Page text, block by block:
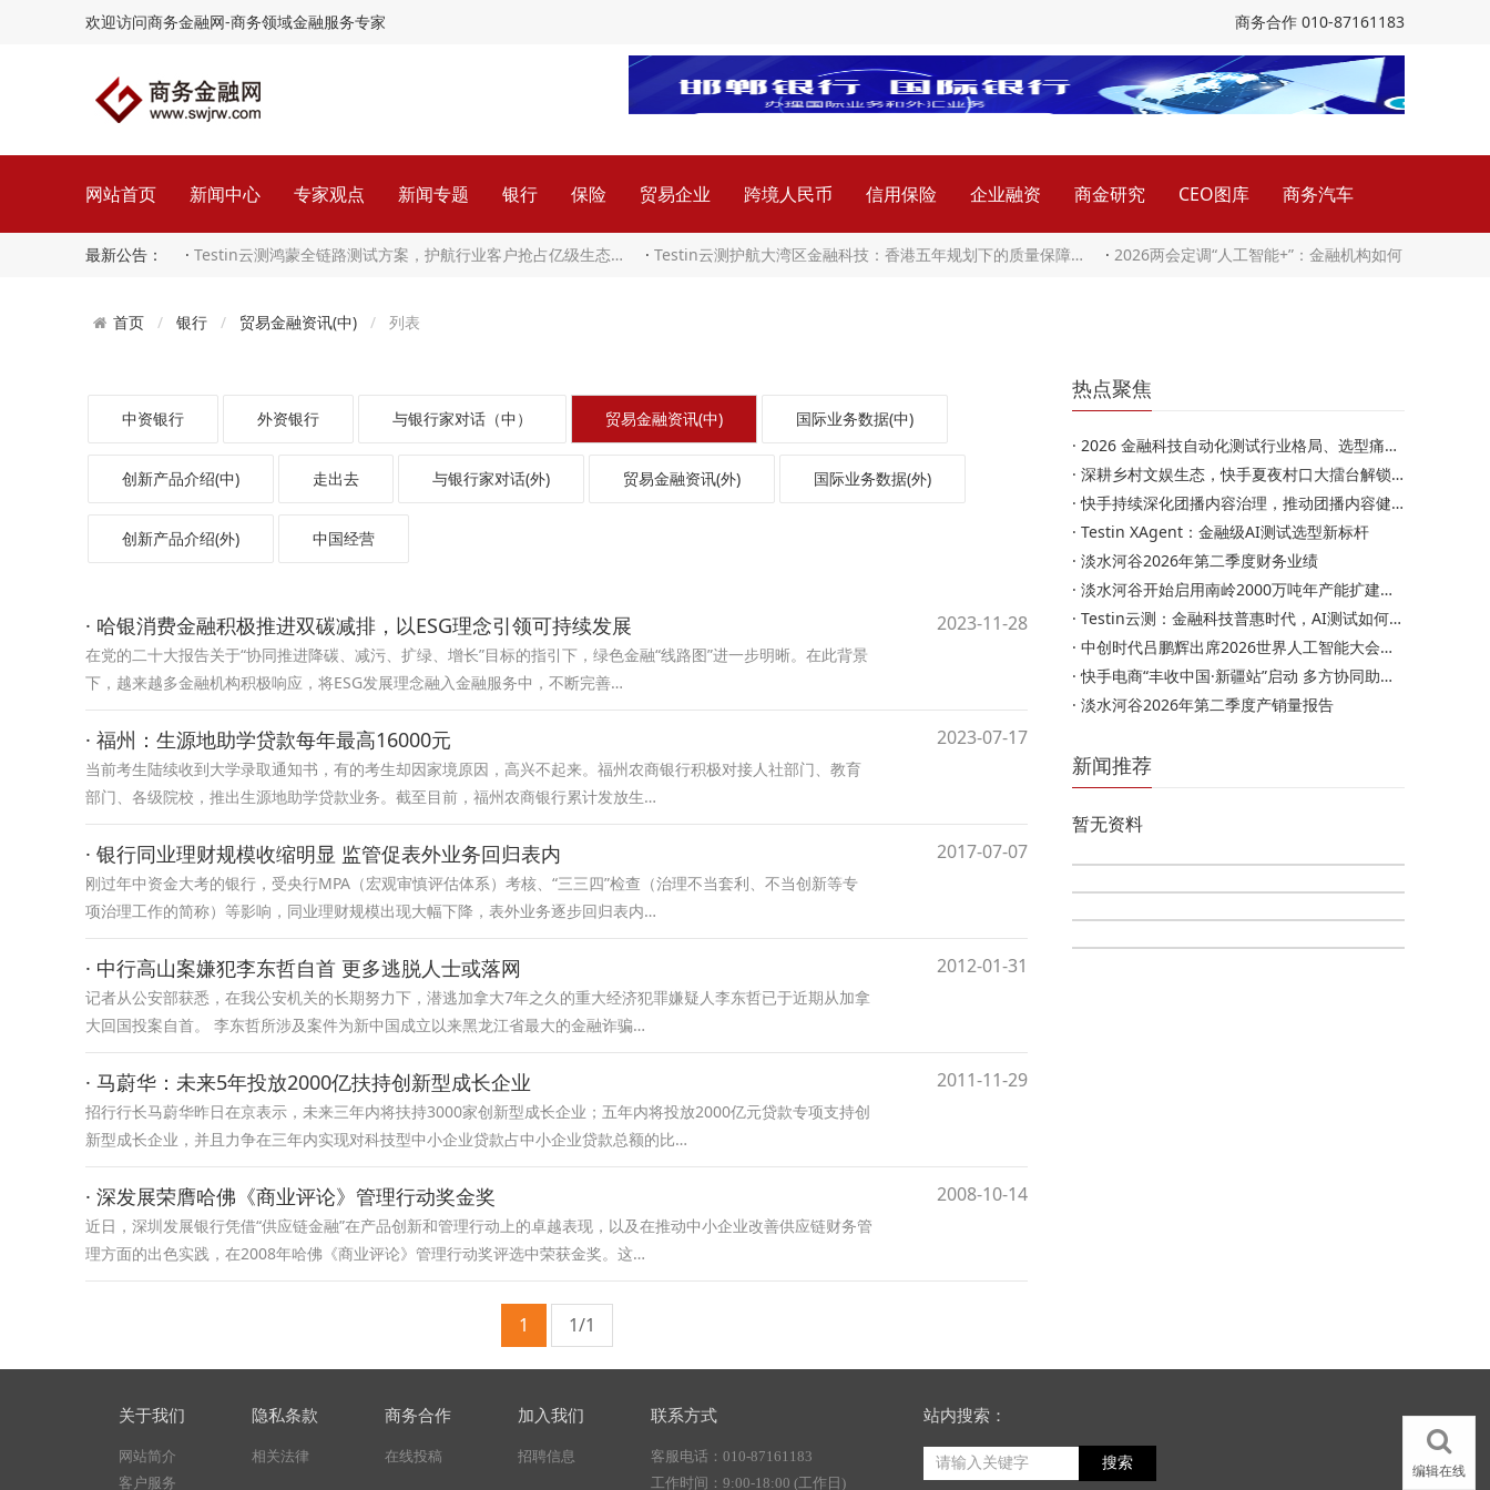
欢迎访问商务金融网-商务领域金融服务专家 商务合作 010-87161183
网站首页 新闻中心 专家观点 新闻专题 银行 保险 贸易企业 跨境人民币 信用保险 企业融资 商金研究 CEO图库 商务汽车
最新公告： · Testin云测鸿蒙全链路测试方案，护航行业客户抢占亿级生态… · Testin云测护航大湾区金融科技：香港五年规划下的质量保障… · 2026两会定调“人工智能+”：金融机构如何
首页 银行 贸易金融资讯(中) 列表
中资银行 外资银行 与银行家对话（中） 贸易金融资讯(中) 国际业务数据(中)
创新产品介绍(中) 走出去 与银行家对话(外) 贸易金融资讯(外) 国际业务数据(外)
创新产品介绍(外) 中国经营
2023-11-28
· 哈银消费金融积极推进双碳减排，以ESG理念引领可持续发展
在党的二十大报告关于“协同推进降碳、减污、扩绿、增长”目标的指引下，绿色金融“线路图”进一步明晰。在此背景
下，越来越多金融机构积极响应，将ESG发展理念融入金融服务中，不断完善…
2023-07-17
· 福州：生源地助学贷款每年最高16000元
当前考生陆续收到大学录取通知书，有的考生却因家境原因，高兴不起来。福州农商银行积极对接人社部门、教育
部门、各级院校，推出生源地助学贷款业务。截至目前，福州农商银行累计发放生…
2017-07-07
· 银行同业理财规模收缩明显 监管促表外业务回归表内
刚过年中资金大考的银行，受央行MPA（宏观审慎评估体系）考核、“三三四”检查（治理不当套利、不当创新等专
项治理工作的简称）等影响，同业理财规模出现大幅下降，表外业务逐步回归表内…
2012-01-31
· 中行高山案嫌犯李东哲自首 更多逃脱人士或落网
记者从公安部获悉，在我公安机关的长期努力下，潜逃加拿大7年之久的重大经济犯罪嫌疑人李东哲已于近期从加拿
大回国投案自首。 李东哲所涉及案件为新中国成立以来黑龙江省最大的金融诈骗…
2011-11-29
· 马蔚华：未来5年投放2000亿扶持创新型成长企业
招行行长马蔚华昨日在京表示，未来三年内将扶持3000家创新型成长企业；五年内将投放2000亿元贷款专项支持创
新型成长企业，并且力争在三年内实现对科技型中小企业贷款占中小企业贷款总额的比…
2008-10-14
· 深发展荣膺哈佛《商业评论》管理行动奖金奖
近日，深圳发展银行凭借“供应链金融”在产品创新和管理行动上的卓越表现，以及在推动中小企业改善供应链财务管
理方面的出色实践，在2008年哈佛《商业评论》管理行动奖评选中荣获金奖。这…
1 1/1
热点聚焦
· 2026 金融科技自动化测试行业格局、选型痛点与发展趋势全盘…
· 深耕乡村文娱生态，快手夏夜村口大擂台解锁乡村娱乐新玩…
·快手持续深化团播内容治理，推动团播内容健康化发展
· Testin XAgent：金融级AI测试选型新标杆
· 淡水河谷2026年第二季度财务业绩
· 淡水河谷开始启用南岭2000万吨年产能扩建项目
· Testin云测：金融科技普惠时代，AI测试如何成为中小企质量合…
· 中创时代吕鹏辉出席2026世界人工智能大会（WAIC） 擘画中创…
·快手电商“丰收中国·新疆站”启动 多方协同助力新疆特色…
· 淡水河谷2026年第二季度产销量报告
新闻推荐
暂无资料
关于我们
网站简介
客户服务
隐私条款
相关法律
商务合作
在线投稿
加入我们
招聘信息
联系方式
客服电话：010-87161183
工作时间：9:00-18:00 (工作日)
站内搜索：
搜索 编辑在线